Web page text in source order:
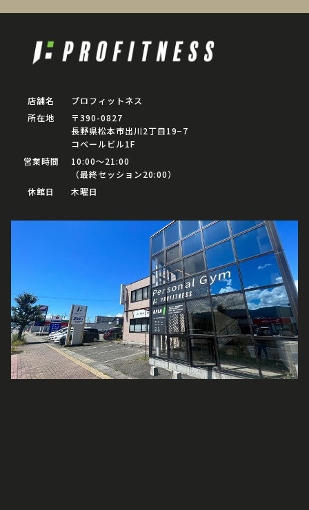
店舗名
プロフィットネス
所在地
〒390-0827
長野県松本市出川2丁目19−7
コベールビル1F
営業時間
10:00〜21:00
（最終セッション20:00）
休館日
木曜日